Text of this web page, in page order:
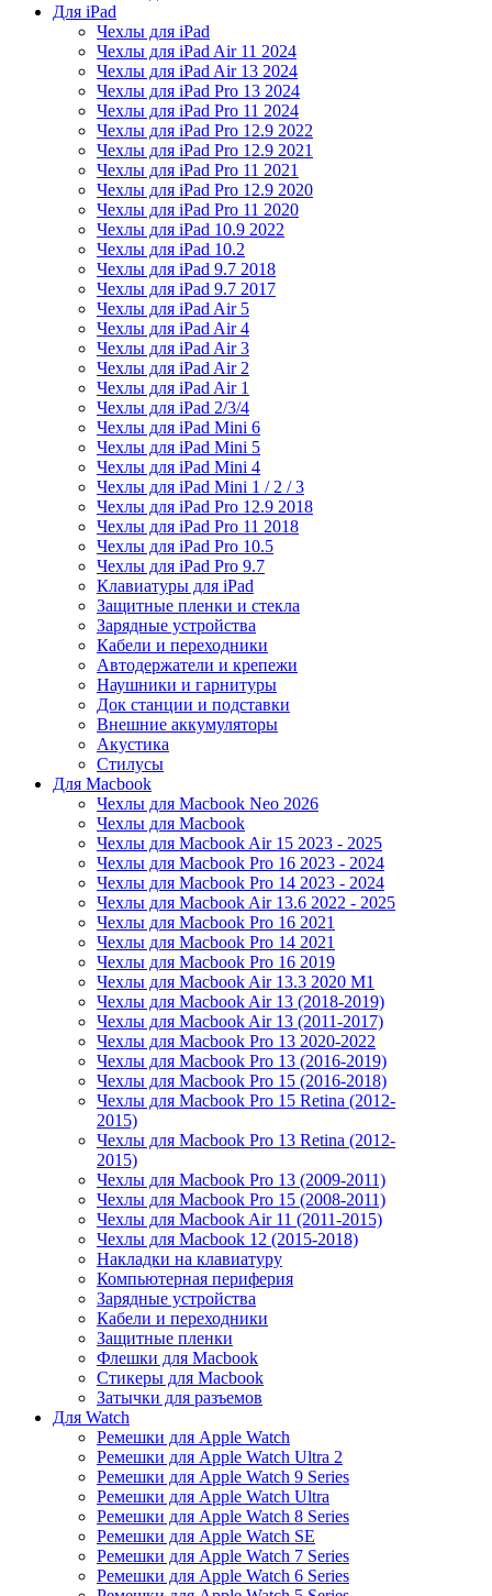
Для iPad
Чехлы для iPad
Чехлы для iPad Air 11 2024
Чехлы для iPad Air 13 2024
Чехлы для iPad Pro 13 2024
Чехлы для iPad Pro 11 2024
Чехлы для iPad Pro 12.9 2022
Чехлы для iPad Pro 12.9 2021
Чехлы для iPad Pro 11 2021
Чехлы для iPad Pro 12.9 2020
Чехлы для iPad Pro 11 2020
Чехлы для iPad 10.9 2022
Чехлы для iPad 10.2
Чехлы для iPad 9.7 2018
Чехлы для iPad 9.7 2017
Чехлы для iPad Air 5
Чехлы для iPad Air 4
Чехлы для iPad Air 3
Чехлы для iPad Air 2
Чехлы для iPad Air 1
Чехлы для iPad 2/3/4
Чехлы для iPad Mini 6
Чехлы для iPad Mini 5
Чехлы для iPad Mini 4
Чехлы для iPad Mini 1 / 2 / 3
Чехлы для iPad Pro 12.9 2018
Чехлы для iPad Pro 11 2018
Чехлы для iPad Pro 10.5
Чехлы для iPad Pro 9.7
Клавиатуры для iPad
Защитные пленки и стекла
Зарядные устройства
Кабели и переходники
Автодержатели и крепежи
Наушники и гарнитуры
Док станции и подставки
Внешние аккумуляторы
Акустика
Стилусы
Для Macbook
Чехлы для Macbook Neo 2026
Чехлы для Macbook
Чехлы для Macbook Air 15 2023 - 2025
Чехлы для Macbook Pro 16 2023 - 2024
Чехлы для Macbook Pro 14 2023 - 2024
Чехлы для Macbook Air 13.6 2022 - 2025
Чехлы для Macbook Pro 16 2021
Чехлы для Macbook Pro 14 2021
Чехлы для Macbook Pro 16 2019
Чехлы для Macbook Air 13.3 2020 M1
Чехлы для Macbook Air 13 (2018-2019)
Чехлы для Macbook Air 13 (2011-2017)
Чехлы для Macbook Pro 13 2020-2022
Чехлы для Macbook Pro 13 (2016-2019)
Чехлы для Macbook Pro 15 (2016-2018)
Чехлы для Macbook Pro 15 Retina (2012-
2015)
Чехлы для Macbook Pro 13 Retina (2012-
2015)
Чехлы для Macbook Pro 13 (2009-2011)
Чехлы для Macbook Pro 15 (2008-2011)
Чехлы для Macbook Air 11 (2011-2015)
Чехлы для Macbook 12 (2015-2018)
Накладки на клавиатуру
Компьютерная периферия
Зарядные устройства
Кабели и переходники
Защитные пленки
Флешки для Macbook
Стикеры для Macbook
Затычки для разъемов
Для Watch
Ремешки для Apple Watch
Ремешки для Apple Watch Ultra 2
Ремешки для Apple Watch 9 Series
Ремешки для Apple Watch Ultra
Ремешки для Apple Watch 8 Series
Ремешки для Apple Watch SE
Ремешки для Apple Watch 7 Series
Ремешки для Apple Watch 6 Series